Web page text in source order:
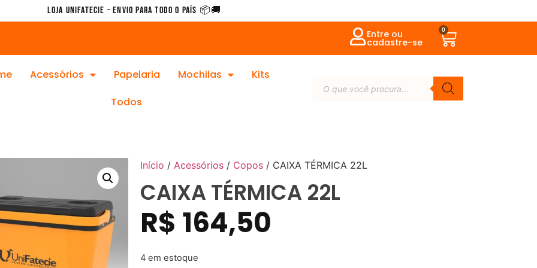
Loja Unifatecie - Envio para todo o país 📦🚚
Entre ou
cadastre-se
0
Acessórios Papelaria Mochilas
Kits
Todos
Início / Acessórios / Copos / CAIXA TÉRMICA 22L
CAIXA TÉRMICA 22L
R$ 164,50
4 em estoque